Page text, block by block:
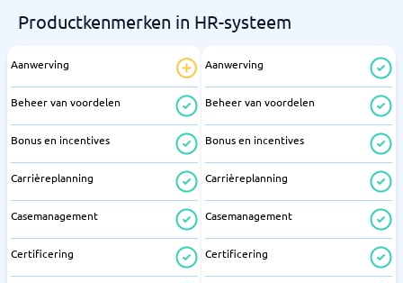
Productkenmerken in HR-systeem
Aanwerving
Beheer van voordelen
Bonus en incentives
Carrièreplanning
Casemanagement
Certificering
Aanwerving
Beheer van voordelen
Bonus en incentives
Carrièreplanning
Casemanagement
Certificering